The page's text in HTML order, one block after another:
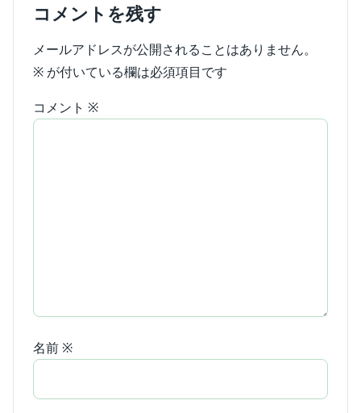
コメントを残す
メールアドレスが公開されることはありません。
※ が付いている欄は必須項目です
コメント ※
名前 ※